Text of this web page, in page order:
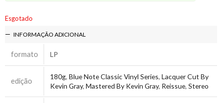
Esgotado
INFORMAÇÃO ADICIONAL
formato LP
edição 180g, Blue Note Classic Vinyl Series, Lacquer Cut By
Kevin Gray, Mastered By Kevin Gray, Reissue, Stereo